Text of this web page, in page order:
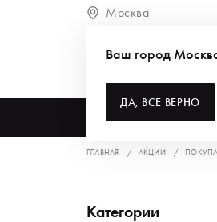
Москва
Ваш город
ДА, ВСЕ ВЕРНО
ГЛАВНАЯ АКЦИИ
Категории